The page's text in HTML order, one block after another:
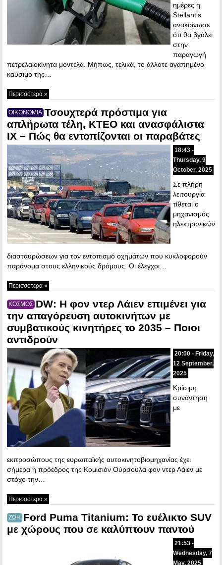
ημέρες η
Stellantis
ανακοίνωσε
ότι θα βγάλει
στην
παραγωγή
πετρελαιοκίνητα μοντέλα. Μήπως, τελικά, το άλλοτε αγαπημένο
καύσιμο της…
Περισσότερα »
ΟΙΚΟΝΟΜΙΑ Τσουχτερά πρόστιμα για
απλήρωτα τέλη, ΚΤΕΟ και ανασφάλιστα
ΙΧ – Πώς θα εντοπίζονται οι παραβάτες
18:43 -
Thursday, 9
October, 2025
Σε πλήρη
λειτουργία
τίθεται ο
μηχανισμός
ηλεκτρονικών
διασταυρώσεων για τον εντοπισμό οχημάτων που κυκλοφορούν
παράνομα στους ελληνικούς δρόμους. Οι έλεγχοι…
Περισσότερα »
ΚΟΣΜΟΣ DW: Η φον ντερ Λάιεν επιμένει για
την απαγόρευση αυτοκινήτων με
συμβατικούς κινητήρες το 2035 – Ποιοι
αντιδρούν
20:00 - Friday,
12 September,
2025
Κρίσιμη
συνάντηση
με
εκπροσώπους της ευρωπαϊκής αυτοκινητοβιομηχανίας έχει
σήμερα η πρόεδρος της Κομισιόν Ούρσουλα φον ντερ Λάιεν με
στόχο την…
Περισσότερα »
ΖΩΗ Ford Puma Titanium: Το ευέλικτο SUV
με χώρους που σε καλύπτουν παντού
21:53 -
Wednesday, 7
May, 2025